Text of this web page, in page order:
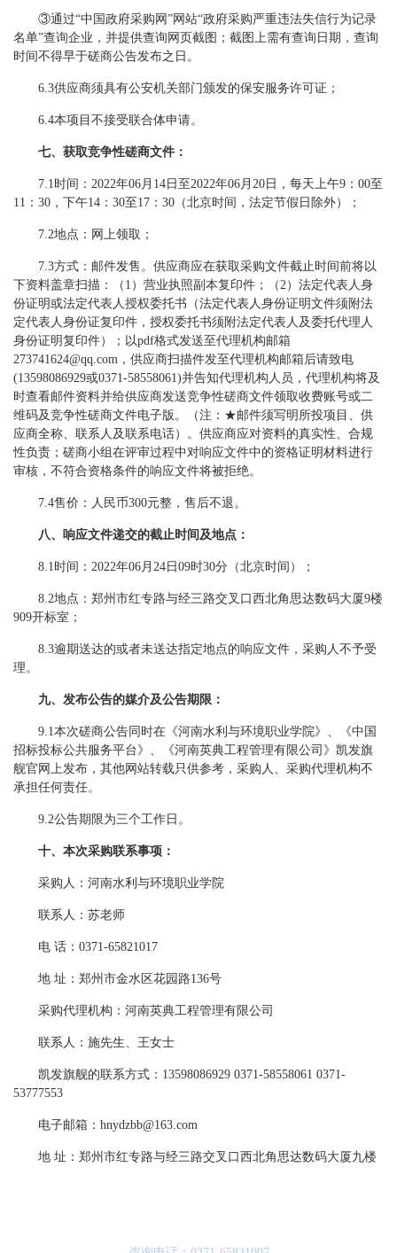
③通过“中国政府采购网”网站“政府采购严重违法失信行为记录
名单”查询企业，并提供查询网页截图；截图上需有查询日期，查询
时间不得早于磋商公告发布之日。
6.3供应商须具有公安机关部门颁发的保安服务许可证；
6.4本项目不接受联合体申请。
七、获取竞争性磋商文件：
7.1时间：2022年06月14日至2022年06月20日，每天上午9：00至
11：30，下午14：30至17：30（北京时间，法定节假日除外）；
7.2地点：网上领取；
7.3方式：邮件发售。供应商应在获取采购文件截止时间前将以
下资料盖章扫描：（1）营业执照副本复印件；（2）法定代表人身
份证明或法定代表人授权委托书（法定代表人身份证明文件须附法
定代表人身份证复印件，授权委托书须附法定代表人及委托代理人
身份证明复印件）；以pdf格式发送至代理机构邮箱
273741624@qq.com ，供应商扫描件发至代理机构邮箱后请致电
(13598086929或0371-58558061)并告知代理机构人员，代理机构将及
时查看邮件资料并给供应商发送竞争性磋商文件领取收费账号或二
维码及竞争性磋商文件电子版。（注：★邮件须写明所投项目、供
应商全称、联系人及联系电话）。供应商应对资料的真实性、合规
性负责；磋商小组在评审过程中对响应文件中的资格证明材料进行
审核，不符合资格条件的响应文件将被拒绝。
7.4售价：人民币300元整，售后不退。
八、响应文件递交的截止时间及地点：
8.1时间：2022年06月24日09时30分（北京时间）；
8.2地点：郑州市红专路与经三路交叉口西北角思达数码大厦9楼
909开标室；
8.3逾期送达的或者未送达指定地点的响应文件，采购人不予受
理。
九、 发布公告的媒介及公告期限：
9.1本次磋商公告同时在《河南水利与环境职业学院》、《中国
招标投标公共服务平台》、《河南英典工程管理有限公司》凯发旗
舰官网上发布，其他网站转载只供参考，采购人、采购代理机构不
承担任何责任。
9.2公告期限为三个工作日。
十、本次采购联系事项：
采购人：河南水利与环境职业学院
联系人：苏老师
电 话：0371-65821017
地 址：郑州市金水区花园路136号
采购代理机构：河南英典工程管理有限公司
联系人：施先生、王女士
凯发旗舰的联系方式：13598086929 0371-58558061 0371-
53777553
电子邮箱： hnydzbb@163.com
地 址：郑州市红专路与经三路交叉口西北角思达数码大厦九楼